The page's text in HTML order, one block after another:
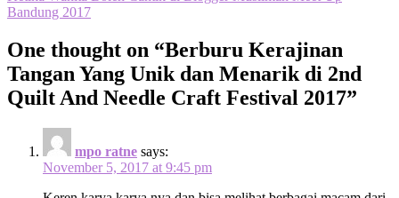
Bandung 2017
One thought on “Berburu Kerajinan
Tangan Yang Unik dan Menarik di 2nd
Quilt And Needle Craft Festival 2017”
mpo ratne says:
November 5, 2017 at 9:45 pm